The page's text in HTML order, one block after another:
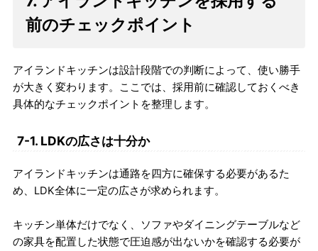
前のチェックポイント
アイランドキッチンは設計段階での判断によって、使い勝手
が大きく変わります。ここでは、採用前に確認しておくべき
具体的なチェックポイントを整理します。
7-1. LDKの広さは十分か
アイランドキッチンは通路を四方に確保する必要があるた
め、LDK全体に一定の広さが求められます。
キッチン単体だけでなく、ソファやダイニングテーブルなど
の家具を配置した状態で圧迫感が出ないかを確認する必要が